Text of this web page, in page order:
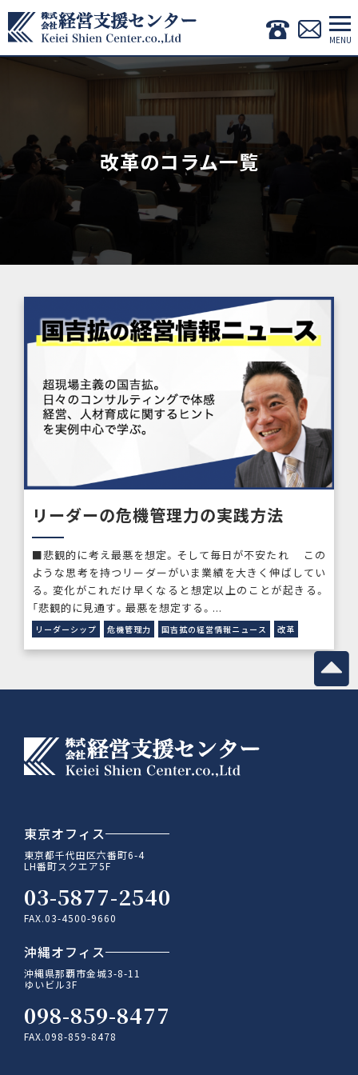
改革のコラム一覧
リーダーの危機管理力の実践方法
■悲観的に考え最悪を想定。そして毎日が不安たれ この
ような思考を持つリーダーがいま業績を大きく伸ばしてい
る。変化がこれだけ早くなると想定以上のことが起きる。
「悲観的に見通す。最悪を想定する。...
リーダーシップ 危機管理力 国吉拡の経営情報ニュース 改革
東京オフィス
東京都千代田区六番町6-4
LH番町スクエア5F
03-5877-2540
FAX.03-4500-9660
沖縄オフィス
沖縄県那覇市金城3-8-11
ゆいビル3F
098-859-8477
FAX.098-859-8478